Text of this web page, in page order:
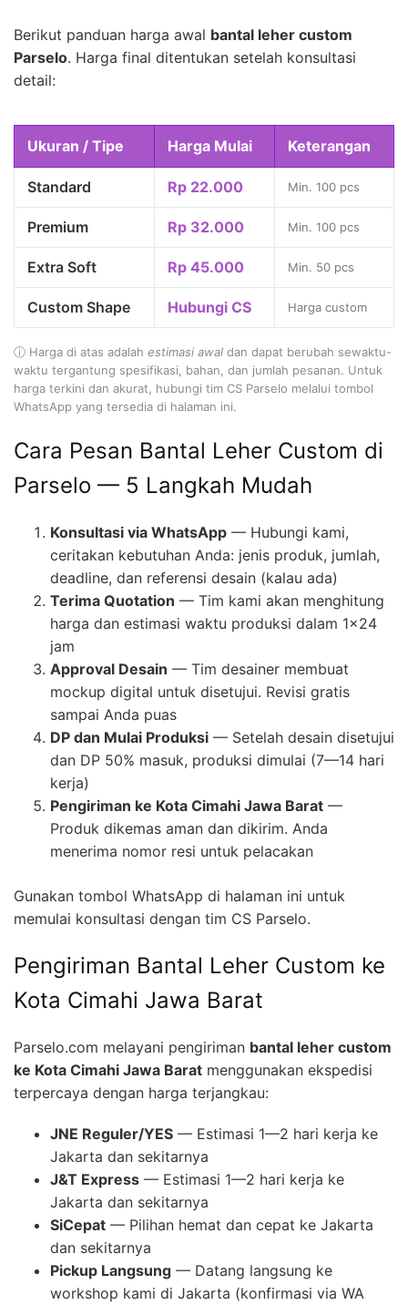
Berikut panduan harga awal bantal leher custom
Parselo. Harga final ditentukan setelah konsultasi
detail:
Ukuran / Tipe Harga Mulai Keterangan
Standard Rp 22.000 Min. 100 pcs
Premium Rp 32.000 Min. 100 pcs
Extra Soft Rp 45.000 Min. 50 pcs
Custom Shape Hubungi CS Harga custom
ⓘ Harga di atas adalah estimasi awal dan dapat berubah sewaktu-
waktu tergantung spesifikasi, bahan, dan jumlah pesanan. Untuk
harga terkini dan akurat, hubungi tim CS Parselo melalui tombol
WhatsApp yang tersedia di halaman ini.
Cara Pesan Bantal Leher Custom di
Parselo — 5 Langkah Mudah
Konsultasi via WhatsApp — Hubungi kami,
ceritakan kebutuhan Anda: jenis produk, jumlah,
deadline, dan referensi desain (kalau ada)
Terima Quotation — Tim kami akan menghitung
harga dan estimasi waktu produksi dalam 1×24
jam
Approval Desain — Tim desainer membuat
mockup digital untuk disetujui. Revisi gratis
sampai Anda puas
DP dan Mulai Produksi — Setelah desain disetujui
dan DP 50% masuk, produksi dimulai (7—14 hari
kerja)
Pengiriman ke Kota Cimahi Jawa Barat —
Produk dikemas aman dan dikirim. Anda
menerima nomor resi untuk pelacakan
Gunakan tombol WhatsApp di halaman ini untuk
memulai konsultasi dengan tim CS Parselo.
Pengiriman Bantal Leher Custom ke
Kota Cimahi Jawa Barat
Parselo.com melayani pengiriman bantal leher custom
ke Kota Cimahi Jawa Barat menggunakan ekspedisi
terpercaya dengan harga terjangkau:
JNE Reguler/YES — Estimasi 1—2 hari kerja ke
Jakarta dan sekitarnya
J&T Express — Estimasi 1—2 hari kerja ke
Jakarta dan sekitarnya
SiCepat — Pilihan hemat dan cepat ke Jakarta
dan sekitarnya
Pickup Langsung — Datang langsung ke
workshop kami di Jakarta (konfirmasi via WA